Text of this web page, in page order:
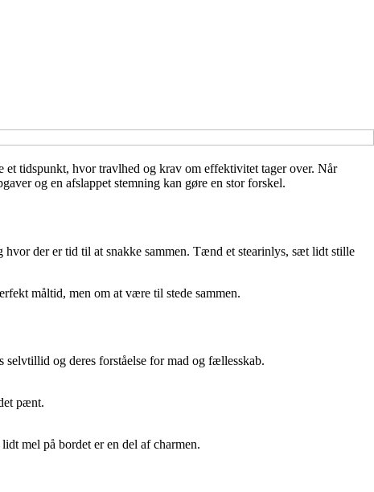
et tidspunkt, hvor travlhed og krav om effektivitet tager over. Når
og en afslappet stemning kan gøre en stor forskel.
der er tid til at snakke sammen. Tænd et stearinlys, sæt lidt stille
måltid, men om at være til stede sammen.
selvtillid og deres forståelse for mad og fællesskab.
pænt.
mel på bordet er en del af charmen.